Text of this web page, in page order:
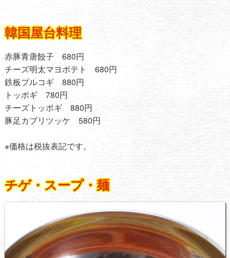
韓国屋台料理
赤豚青唐餃子 680円
チーズ明太マヨポテト 680円
鉄板プルコギ 880円
トッポギ 780円
チーズトッポギ 880円
豚足カブリツッケ 580円
※価格は税抜表記です。
チゲ・スープ・麺